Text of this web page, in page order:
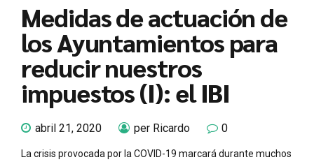
Medidas de actuación de
los Ayuntamientos para
reducir nuestros
impuestos (I): el IBI
abril 21, 2020 per Ricardo 0
La crisis provocada por la COVID-19 marcará durante muchos